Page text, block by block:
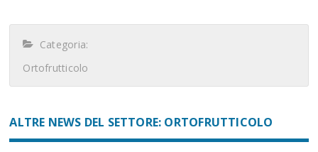
Categoria:
Ortofrutticolo
ALTRE NEWS DEL SETTORE: ORTOFRUTTICOLO